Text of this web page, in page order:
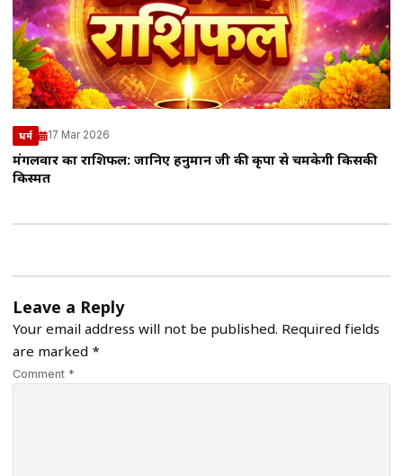
धर्म 17 Mar 2026
मंगलवार का राशिफल: जानिए हनुमान जी की कृपा से चमकेगी किसकी
किस्मत
Leave a Reply
Your email address will not be published. Required fields
are marked *
Comment *